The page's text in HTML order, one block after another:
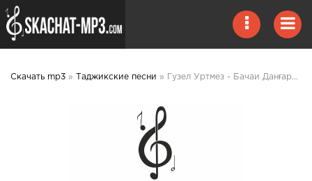
Скачать mp3 » Таджикские песни » Гузел Уртмез - Бачаи Данғара 2020 mp3 скачать